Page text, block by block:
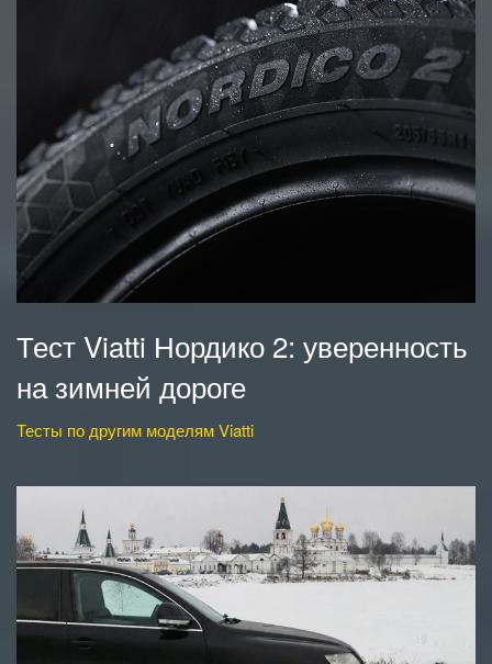
Тест Viatti Нордико 2: уверенность
на зимней дороге
Тесты по другим моделям Viatti